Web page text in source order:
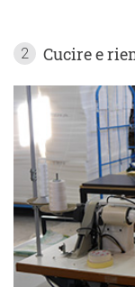
2 Cucire e